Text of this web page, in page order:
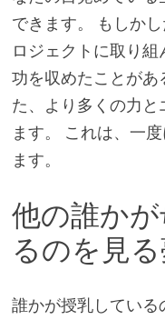
できます。 もしか
ロジェクトに取り
功を収めたことがあ
た、より多くの力
ます。 これは、一
ます。
他の誰か
るのを見
誰かが授乳してい